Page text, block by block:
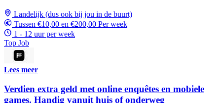
Landelijk (dus ook bij jou in de buurt)
Tussen €10,00 en €200,00 Per week
1 - 12 uur per week
Top Job
Lees meer
Verdien extra geld met online enquêtes en mobiele
games. Handig vanuit huis of onderweg